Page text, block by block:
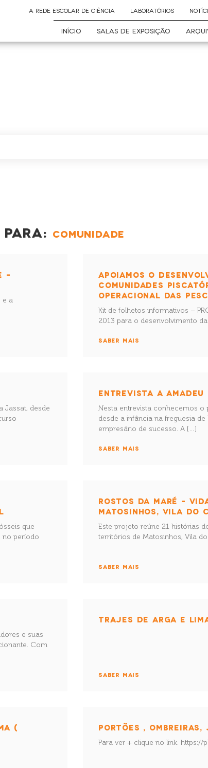
A REDE ESCOLAR DE CIÊNCIA LABORATÓRIOS
INÍCIO SALAS DE EXPOSIÇÃO
PARA: COMUNIDADE
–
e a
APOIAMOS O
COMUNIDADES
OPERACIONAL DAS
Kit de folhetos informativos –
2013 para o desenvolvimento
SABER MAIS
Jassat, desde
ENTREVISTA A AMADEU
Nesta entrevista conhecemos o
desde a infância na freguesia
empresário de sucesso. A […]
SABER MAIS
que
no período
ROSTOS DA MARÉ –
MATOSINHOS, VILA DO
Este projeto reúne 21 histórias
territórios de Matosinhos, Vila
SABER MAIS
e suas
Com
TRAJES DE ARGA E
SABER MAIS
(
PORTÕES ,
Para ver + clique no link. https://